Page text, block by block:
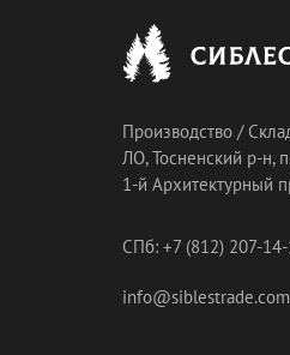
Производство /
ЛО, Тосненский р-н,
1-й Архитектурный
СПб: +7 (812) 207-
info@siblestrade.com